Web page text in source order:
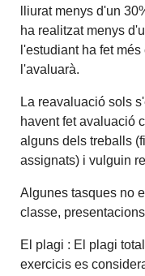
lliurat menys d'un
ha realitzat menys
l'estudiant ha fet
l'avaluarà.
La reavaluació sols
havent fet avaluació
alguns dels treballs
assignats) i vulguin
Algunes tasques no
classe,
El plagi : El plagi
exercicis es